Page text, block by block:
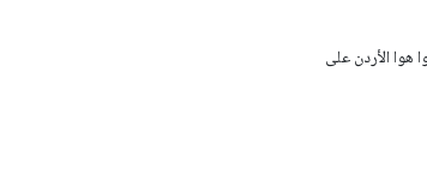
هوا الأردن على